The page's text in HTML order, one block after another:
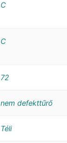
C
C
72
nem defekttűrő
Téli